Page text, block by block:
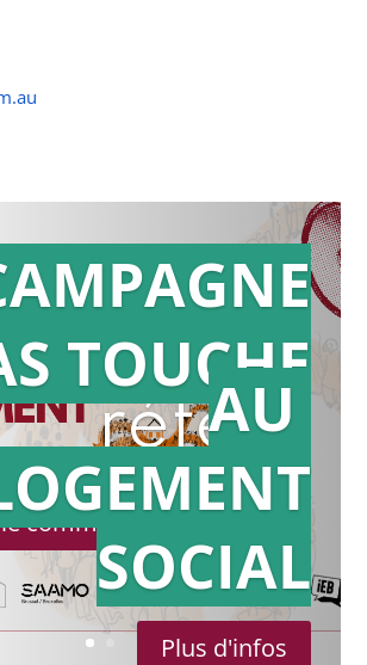
en
référé
communiqué de presse
TOUCHE
AU
SOCIAL
Plus d'infos